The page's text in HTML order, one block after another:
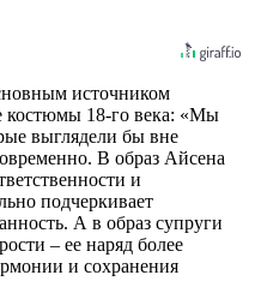
источником
костюмы 18-го века: «Мы
выглядели бы вне
В образ Айсена
и
подчеркивает
А в образ супруги
– ее наряд более
и сохранения